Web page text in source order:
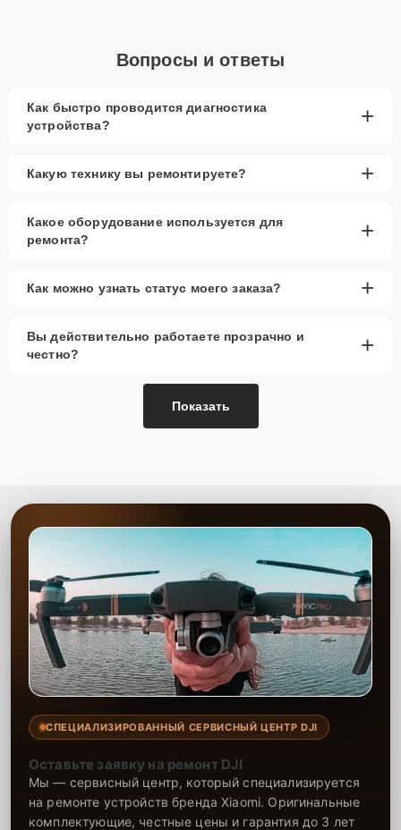
Вопросы и ответы
Как быстро проводится диагностика
устройства?
+
Какую технику вы ремонтируете? +
Какое оборудование используется для
ремонта?
+
Как можно узнать статус моего заказа? +
Вы действительно работаете прозрачно и
честно?
+
Показать
СПЕЦИАЛИЗИРОВАННЫЙ СЕРВИСНЫЙ ЦЕНТР DJI
Оставьте заявку на ремонт DJI
Мы — сервисный центр, который специализируется
на ремонте устройств бренда Xiaomi. Оригинальные
комплектующие, честные цены и гарантия до 3 лет